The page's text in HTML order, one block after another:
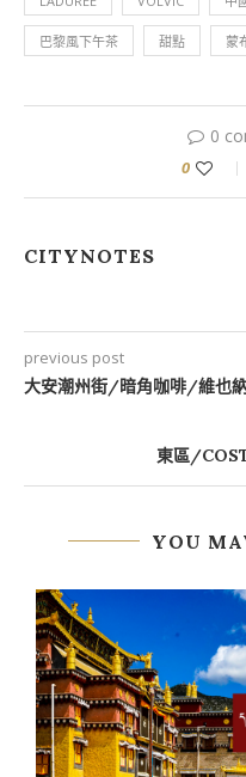
巴黎風下午茶 甜點 蒙
0
0
CITYNOTES
previous post
大安潮州街/暗角咖啡/維也
東區/
YOU